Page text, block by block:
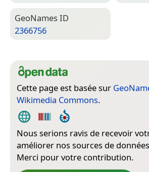
Geo­Names ID
2366756
Cette page est basée sur
Wikimedia Commons.
Nous serions ravis de recevoir
améliorer nos sources de
Merci pour votre contribution.